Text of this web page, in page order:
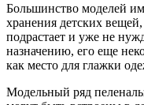
Большинство моделей
хранения детских
подрастает и уже не
назначению, его еще
как место для глажки
Модельный ряд